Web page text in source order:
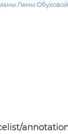
Лены Обуховой